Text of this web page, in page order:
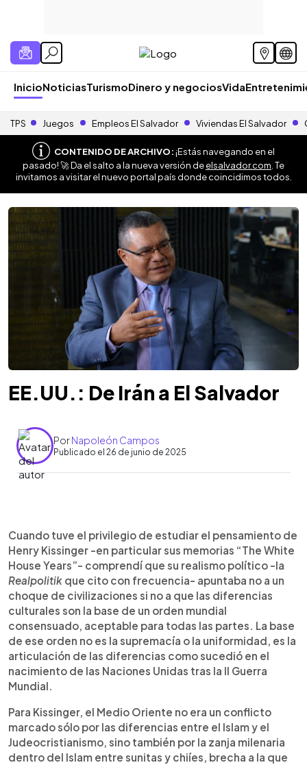
InicioNoticiasTurismoDinero y negociosVida
TPS Juegos Empleos El Salvador Viviendas El Salvador
CONTENIDO DE ARCHIVO:¡Estás navegando en el
pasado! 🚀 Da el salto a la nueva versión deelsalvador.com . Te
invitamos a visitar el nuevo portal país donde coincidimos todos.
EE.UU.: De Irán a El Salvador
PorNapoleón Campos
Publicado el 26 de junio de 2025
► Escuchar artículo
Cuando tuve el privilegio de estudiar el pensamiento de
Henry Kissinger -en particular sus memorias “The White
House Years”- comprendí que su realismo político -la
Realpolitik que cito con frecuencia- apuntaba no a un
choque de civilizaciones si no a que las diferencias
culturales son la base de un orden mundial
consensuado, aceptable para todas las partes. La base
de ese orden no es la supremacía o la uniformidad, es la
articulación de las diferencias como sucedió en el
nacimiento de las Naciones Unidas tras la II Guerra
Mundial.
Para Kissinger, el Medio Oriente no era un conflicto
marcado sólo por las diferencias entre el Islam y el
Judeocristianismo, sino también por la zanja milenaria
dentro del Islam entre sunitas y chiíes, brecha a la que